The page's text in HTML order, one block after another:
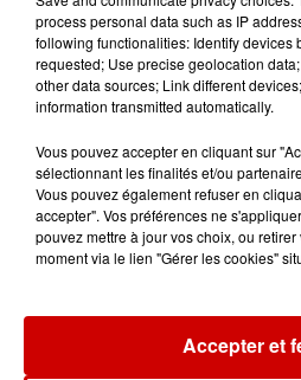
Kelly
Aménager
process personal data such as IP
following functionalities: Identify devices
requested; Use precise geolocation
other data sources; Link different
information transmitted automatically.
Vous pouvez accepter en cliquant sur
sélectionnant les finalités et/ou
Vous pouvez également refuser en
accepter". Vos préférences ne
pouvez mettre à jour vos choix, ou
moment via le lien "Gérer les cookies"
Accepter et